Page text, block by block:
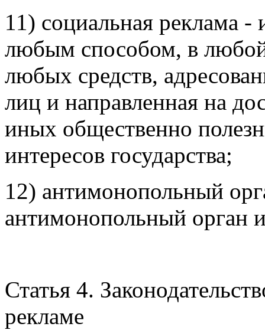
11) социальная реклама
любым способом, в
любых средств,
лиц и направленная на
иных общественно
интересов государства;
12) антимонопольный
антимонопольный орган
Статья 4.
рекламе